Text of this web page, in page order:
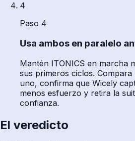
4
Paso 4
Usa ambos en paralelo
Mantén ITONICS en marcha
sus primeros ciclos.
uno, confirma que Wicely
menos esfuerzo y retira la
confianza.
El veredicto